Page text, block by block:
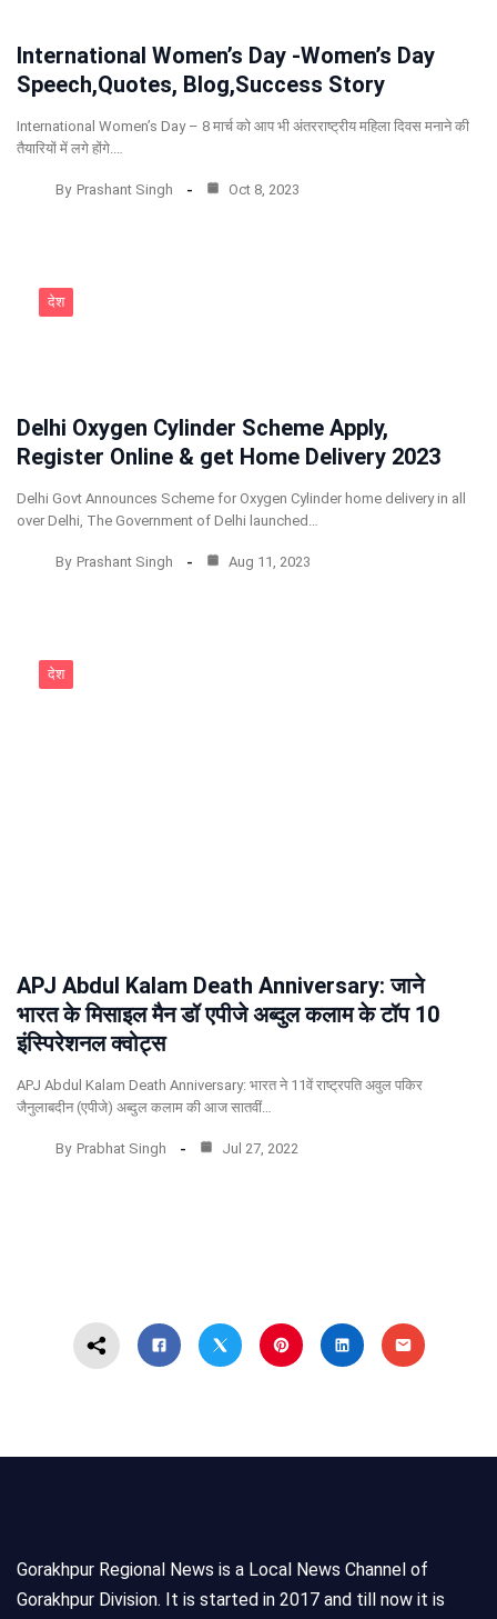
International Women’s Day -Women’s Day
Speech,Quotes, Blog,Success Story
International Women’s Day – 8 मार्च को आप भी अंतरराष्ट्रीय महिला दिवस मनाने की
तैयारियों में लगे होंगे.…
By Prashant Singh Oct 8, 2023
देश
Delhi Oxygen Cylinder Scheme Apply,
Register Online & get Home Delivery 2023
Delhi Govt Announces Scheme for Oxygen Cylinder home delivery in all
over Delhi, The Government of Delhi launched…
By Prashant Singh Aug 11, 2023
देश
APJ Abdul Kalam Death Anniversary: जाने
भारत के मिसाइल मैन डॉ एपीजे अब्दुल कलाम के टॉप 10
इंस्पिरेशनल क्वोट्स
APJ Abdul Kalam Death Anniversary: भारत ने 11वें राष्ट्रपति अवुल पकिर
जैनुलाबदीन (एपीजे) अब्दुल कलाम की आज सातवीं…
By Prabhat Singh Jul 27, 2022
Gorakhpur Regional News is a Local News Channel of
Gorakhpur Division. It is started in 2017 and till now it is